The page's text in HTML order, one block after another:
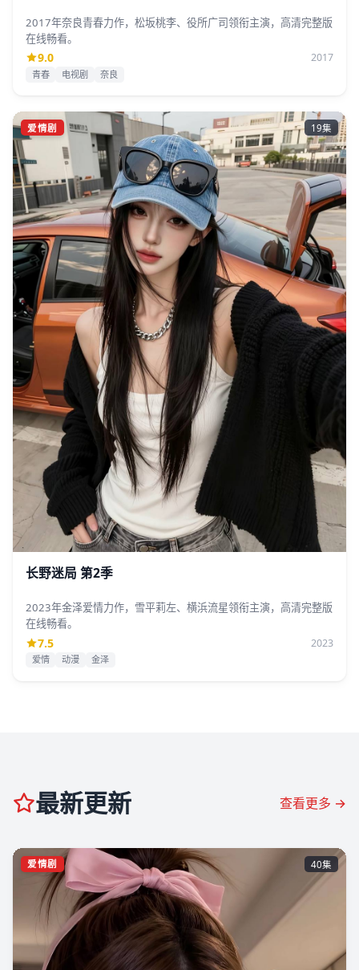
2017年奈良青春力作，松坂桃李、役所广司领衔主演，高清完整版
在线畅看。
9.0 2017
青春 电视剧 奈良
爱情剧 19集
长野迷局 第2季
2023年金泽爱情力作，雪平莉左、横浜流星领衔主演，高清完整版
在线畅看。
7.5 2023
爱情 动漫 金泽
最新更新 查看更多 →
爱情剧 40集